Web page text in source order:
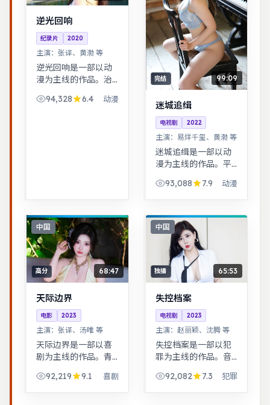
逆光回响
纪录片 2020
主演： 张译、黄渤 等
逆光回响是一部以动
漫为主线的作品。治
缓，适合放松解压观
94,328 6.4 动漫
完结 99:09
迷城追缉
电视剧 2022
主演： 易烊千玺、黄渤 等
迷城追缉是一部以动
漫为主线的作品。平
里做出艰难抉择，最
终与自我和解。一桩
查，真相远比表面更
加残酷。
93,088 7.9 动漫
中国
高分 68:47
天际边界
电影 2023
主演： 张译、汤唯 等
天际边界是一部以喜
剧为主线的作品。青
入社会的迷茫，细腻
温暖。科幻设定下探
92,219 9.1 喜剧
中国
独播 65:53
失控档案
电视剧 2023
主演： 赵丽颖、沈腾 等
失控档案是一部以犯
罪为主线的作品。音
舞台感强，视听体验
突出。公路片结构串
92,082 7.3 犯罪